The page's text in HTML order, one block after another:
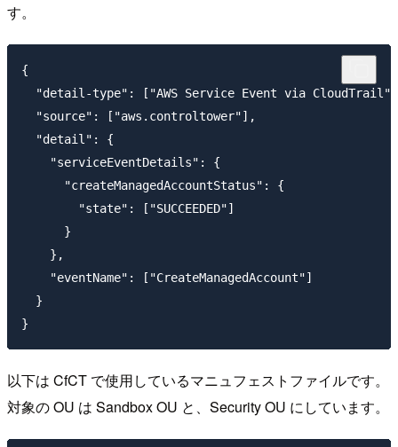
す。
{
"detail-type": ["AWS Service Event via
  "source": ["aws.controltower"],
  "detail": {
    "serviceEventDetails": {
      "createManagedAccountStatus": {
        "state": ["SUCCEEDED"]
      }
    },
    "eventName": ["CreateManagedAccount"]
  }
以下は CfCT で使用しているマニュフェストファイルです。
対象の OU は Sandbox OU と、Security OU にしています。